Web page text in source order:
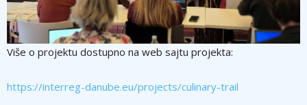
Više o projektu dostupno na web sajtu projekta:
https://interreg-danube.eu/projects/culinary-trail